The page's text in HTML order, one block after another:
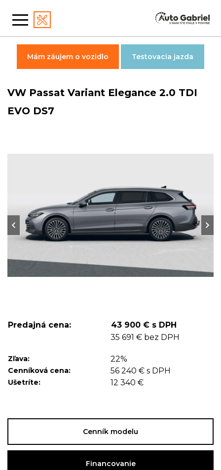
VW Passat Variant Elegance 2.0 TDI
EVO DS7
Mám záujem o vozidlo Testovacia jazda
Predajná cena:
43 900 € s DPH
35 691 € bez DPH
Zľava: 22%
Cenníková cena: 56 240 € s DPH
Ušetríte: 12 340 €
Cenník modelu
Financovanie